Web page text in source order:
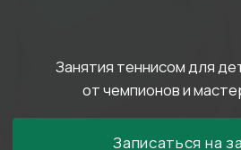
Записаться на занятие
Забронировать корт